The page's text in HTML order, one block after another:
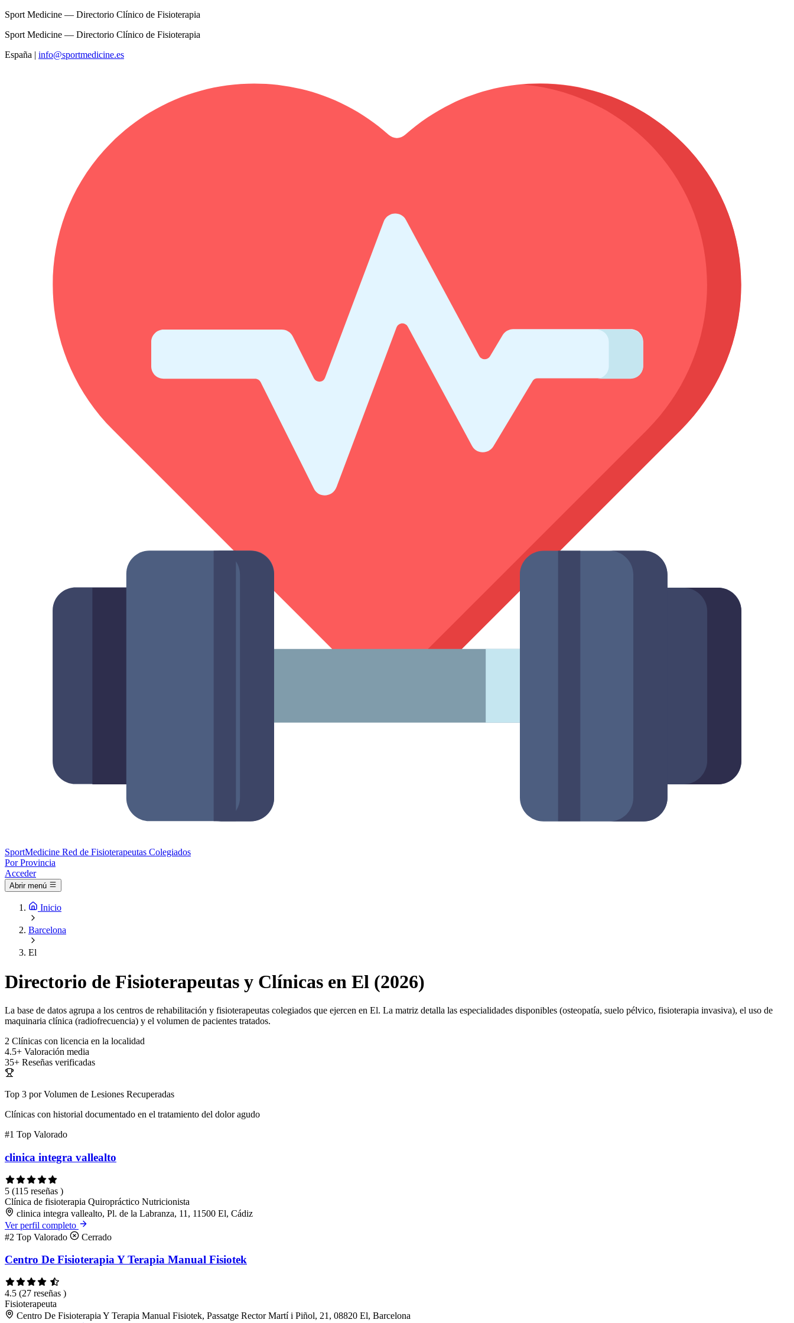
Sport Medicine — Directorio Clínico de Fisioterapia
Sport Medicine — Directorio Clínico de Fisioterapia
España | info@sportmedicine.es
SportMedicine Red de Fisioterapeutas Colegiados
Por Provincia
Acceder
Abrir menú
Inicio
Barcelona
El
Directorio de Fisioterapeutas y Clínicas en El (2026)
La base de datos agrupa a los centros de rehabilitación y fisioterapeutas colegiados que ejercen en El. La matriz detalla las especialidades disponibles (osteopatía, suelo pélvico, fisioterapia invasiva), el uso de
maquinaria clínica (radiofrecuencia) y el volumen de pacientes tratados.
2 Clínicas con licencia en la localidad
4.5+ Valoración media
35+ Reseñas verificadas
Top 3 por Volumen de Lesiones Recuperadas
Clínicas con historial documentado en el tratamiento del dolor agudo
#1 Top Valorado
clinica integra vallealto
5 (115 reseñas )
Clínica de fisioterapia Quiropráctico Nutricionista
clinica integra vallealto, Pl. de la Labranza, 11, 11500 El, Cádiz
Ver perfil completo
#2 Top Valorado Cerrado
Centro De Fisioterapia Y Terapia Manual Fisiotek
4.5 (27 reseñas )
Fisioterapeuta
Centro De Fisioterapia Y Terapia Manual Fisiotek, Passatge Rector Martí i Piñol, 21, 08820 El, Barcelona